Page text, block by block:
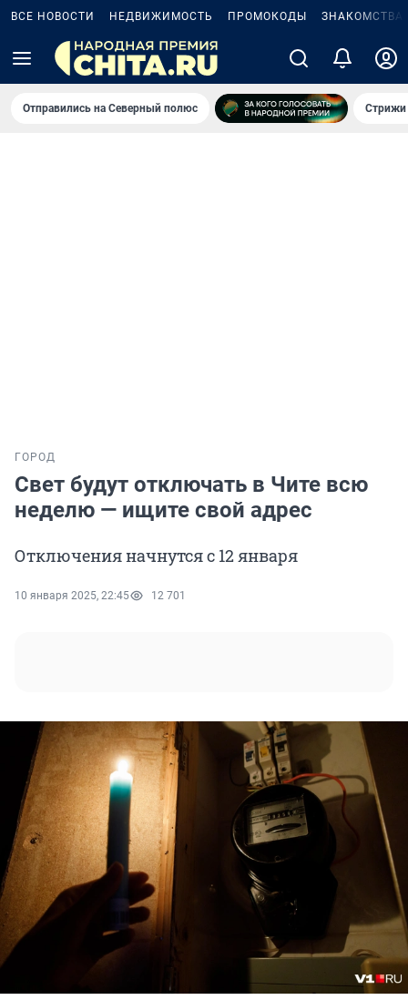
ВСЕ НОВОСТИ НЕДВИЖИМОСТЬ ПРОМОКОДЫ ЗНАКОМСТВА
Отправились на Северный полюс Стрижи
ГОРОД
Свет будут отключать в Чите всю
неделю — ищите свой адрес
Отключения начнутся с 12 января
10 января 2025, 22:45 12 701